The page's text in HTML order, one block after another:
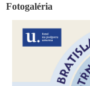
Fotogaléria